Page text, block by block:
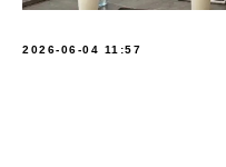
2026-06-04 11:57